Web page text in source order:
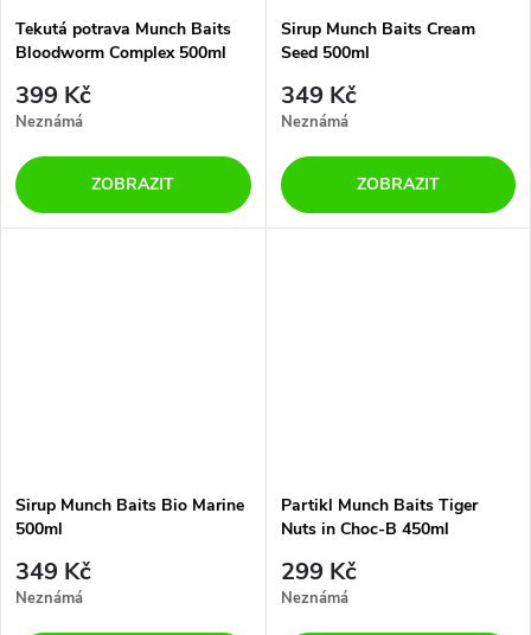
Tekutá potrava Munch Baits
Bloodworm Complex 500ml
399 Kč
Neznámá
ZOBRAZIT
Sirup Munch Baits Cream
Seed 500ml
349 Kč
Neznámá
ZOBRAZIT
Sirup Munch Baits Bio Marine
500ml
349 Kč
Neznámá
Partikl Munch Baits Tiger
Nuts in Choc-B 450ml
299 Kč
Neznámá